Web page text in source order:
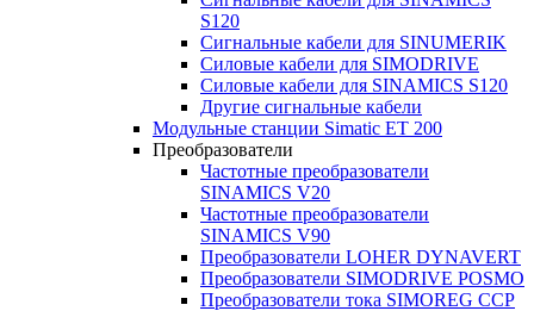
S120
Сигнальные кабели для SINUMERIK
Силовые кабели для SIMODRIVE
Силовые кабели для SINAMICS S120
Другие сигнальные кабели
Модульные станции Simatic ET 200
Преобразователи
Частотные преобразователи
SINAMICS V20
Частотные преобразователи
SINAMICS V90
Преобразователи LOHER DYNAVERT
Преобразователи SIMODRIVE POSMO
Преобразователи тока SIMOREG CCP